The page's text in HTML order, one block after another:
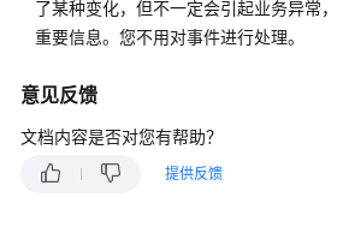
入
门
用
户
南
了某种变化，但不一定会引起业务异常
重要信息。您不用对事件进行处理。
意见反馈
文档内容是否对您有帮助？
提供反馈